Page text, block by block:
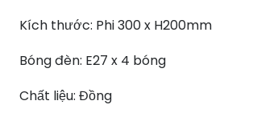
2.040.000 ₫.
Kích thước: Phi 300 x H200mm
Bóng đèn: E27 x 4 bóng
Chất liệu: Đồng